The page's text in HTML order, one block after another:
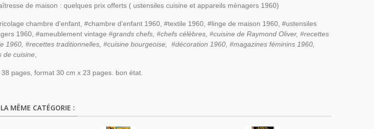
de maison : quelques prix offerts ( ustensiles cuisine et appareils ménagers 1960)
chambre d'enfant, #chambre d'enfant 1960, #textile 1960, #linge de maison 1960, #ustensiles
1960, #ameublement vintage #grands chefs, #chefs célèbres, #cuisine de Raymond Oliver, #recettes
1960, #recettes traditionnelles, #cuisine bourgeoise, #décoration 1960, #magazines féminins 1960,
de cuisine,
pages, format 30 cm x 23 pages. bon état.
MÊME CATÉGORIE :